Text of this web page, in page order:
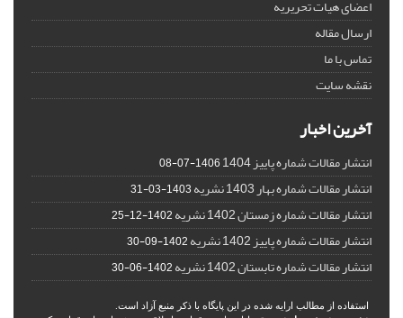
اعضای هیات تحریریه
ارسال مقاله
تماس با ما
نقشه سایت
آخرین اخبار
انتشار مقالات شماره پاییز 1404 1406-07-08
انتشار مقالات شماره بهار 1403 نشریه 1403-03-31
انتشار مقالات شماره زمستان 1402 نشریه 1402-12-25
انتشار مقالات شماره پاییز 1402 نشریه 1402-09-30
انتشار مقالات شماره تابستان 1402 نشریه 1402-06-30
استفاده از مطالب ارایه شده در این پایگاه با ذکر منبع آزاد است.